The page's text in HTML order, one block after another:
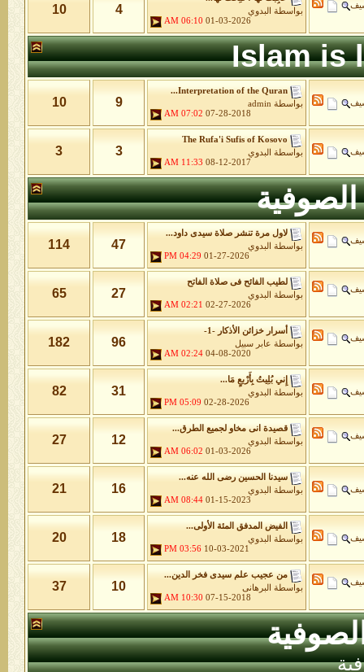
بواسطة
البدوي
01-03-2026
06:10 AM
4
10
Islam is
Interpretation of the Quran...
بواسطة admin
07-28-2018
07:02 AM
9
10
The Rufa'i Sufis of Kosovo
بواسطة
البدوي
08-12-2017
11:33 AM
3
3
لاول مرة تنشر صلاة سيدى داود...
بواسطة
البدوي
01-27-2026
04:29 PM
47
114
لطيب الفائح فى صلاة الفاتح
بواسطة
البدوي
02-27-2026
02:21 AM
27
65
أسرار خزائن اﻷذكار -1-
بواسطة عابر سبيل
04-08-2020
02:24 AM
96
182
إِني بُلِيتُ بِأَرْبعٍ مَا...
بواسطة
البدوي
02-28-2026
05:09 PM
31
82
قصيدة انى مخاو لجميع الطرق...
بواسطة
البدوي
01-03-2026
06:02 AM
12
27
سيدنا الحسين رضى الله عنه...
بواسطة
البدوي
01-15-2023
08:44 AM
16
21
الفيض المدفق المئة الأولى...
بواسطة
البدوي
10-03-2021
03:56 PM
18
20
من عجيب علم سيدى فخر الدين...
بواسطة
البرهانى
07-15-2018
10:30 AM
10
37